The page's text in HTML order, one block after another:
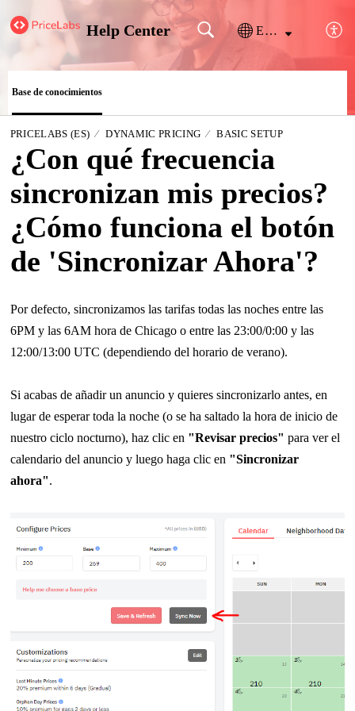
Help Center Español (España)
Base de conocimientos
PRICELABS (ES) DYNAMIC PRICING BASIC SETUP
¿Con qué frecuencia
sincronizan mis precios?
¿Cómo funciona el botón
de 'Sincronizar Ahora'?
Por defecto, sincronizamos las tarifas todas las noches entre las
6PM y las 6AM hora de Chicago o entre las 23:00/0:00 y las
12:00/13:00 UTC (dependiendo del horario de verano).
Si acabas de añadir un anuncio y quieres sincronizarlo antes, en
lugar de esperar toda la noche (o se ha saltado la hora de inicio de
nuestro ciclo nocturno), haz clic en "Revisar precios" para ver el
calendario del anuncio y luego haga clic en "Sincronizar
ahora".